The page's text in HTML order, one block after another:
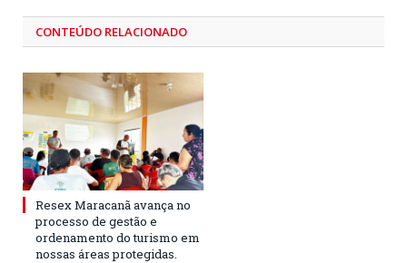
CONTEÚDO RELACIONADO
Resex Maracanã avança no
processo de gestão e
ordenamento do turismo em
nossas áreas protegidas.